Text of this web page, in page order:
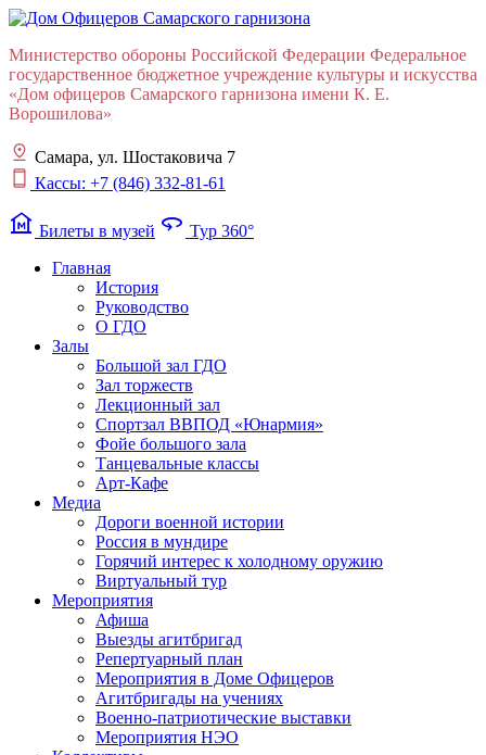
Министерство обороны Российской Федерации Федеральное
государственное бюджетное учреждение культуры и искусства
«Дом офицеров Cамарского гарнизона имени К. Е.
Ворошилова»
Самара, ул. Шостаковича 7
Кассы: +7 (846) 332-81-61
museum Билеты в музей 360 Тур 360°
Главная
История
Руководство
О ГДО
Залы
Большой зал ГДО
Зал торжеств
Лекционный зал
Cпортзал ВВПОД «Юнармия»
Фойе большого зала
Танцевальные классы
Арт-Кафе
Медиа
Дороги военной истории
Россия в мундире
Горячий интерес к холодному оружию
Виртуальный тур
Мероприятия
Афиша
Выезды агитбригад
Репертуарный план
Мероприятия в Доме Офицеров
Агитбригады на учениях
Военно-патриотические выставки
Мероприятия НЭО